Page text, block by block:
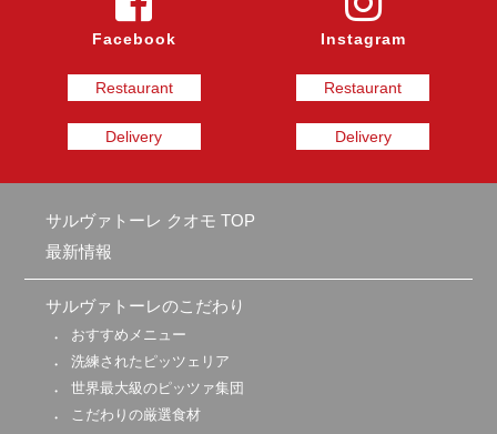
Facebook
Restaurant
Delivery
Instagram
Restaurant
Delivery
サルヴァトーレ クオモ TOP
最新情報
サルヴァトーレのこだわり
おすすめメニュー
洗練されたピッツェリア
世界最大級のピッツァ集団
こだわりの厳選食材